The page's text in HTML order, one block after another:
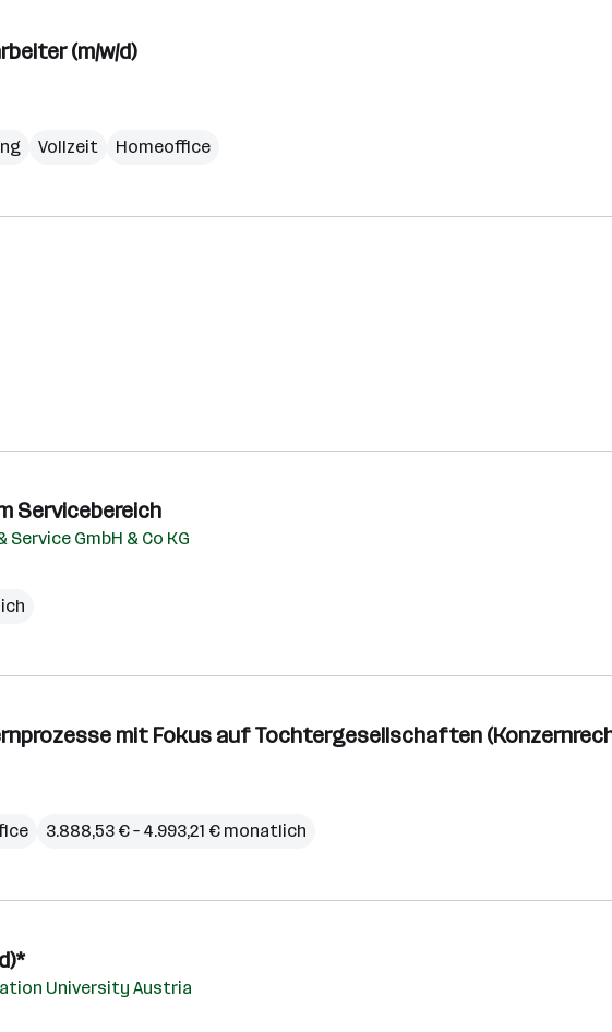
(m/w/d)
Vollzeit Homeoffice
Servicebereich
GmbH & Co KG
mit Fokus auf Tochtergesellschaften
3.888,53 € – 4.993,21 € monatlich
University Austria